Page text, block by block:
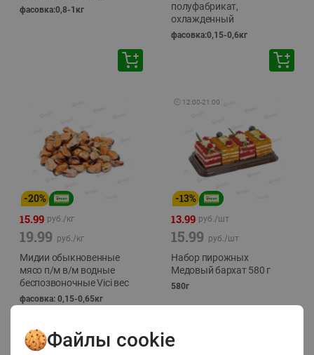
фасовка:0,8-1кг
полуфабрикат,
охлажденный
фасовка:0,15-0,6кг
-20%
15.99 руб./кг
19.99 руб./кг
Мидии обыкновенные
мясо п/м в/м водные
беспозвоночные Vici вес
фасовка: 0,15-0,65кг
🕘 12:00-21:00
-13%
13.99 руб./шт
15.99 руб./шт
Набор пирожных
Медовый бархат 580 г
580г
Файлы cookie